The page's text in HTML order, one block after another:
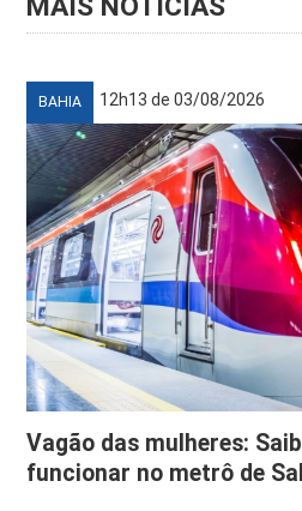
MAIS NOTÍCIAS
BAHIA 12h13 de 03/08/2026
Vagão das mulheres:
funcionar no metrô de